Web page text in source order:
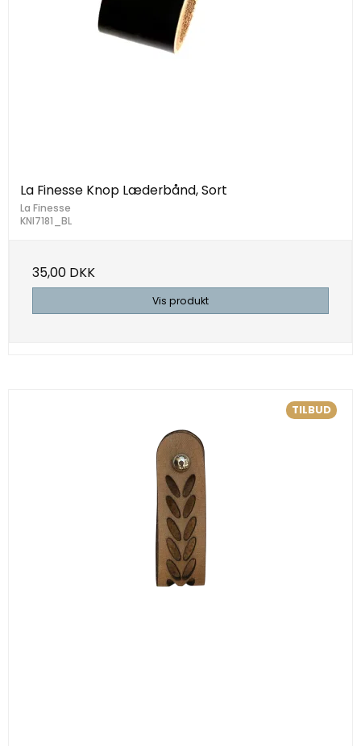
La Finesse Knop Læderbånd, Sort
La Finesse
KNI7181_BL
35,00 DKK
Vis produkt
TILBUD